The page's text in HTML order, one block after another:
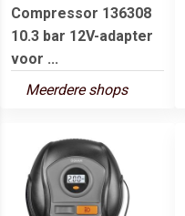
Compressor 136308
10.3 bar 12V-adapter
voor ...
Meerdere shops